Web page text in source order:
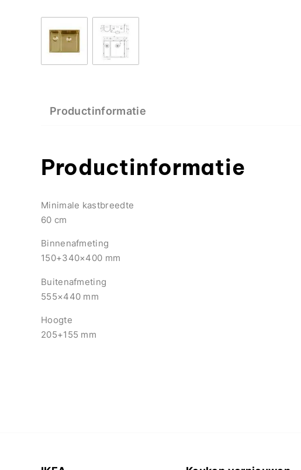
Productinformatie
Productinformatie
Minimale kastbreedte
60 cm
Binnenafmeting
150+340×400 mm
Buitenafmeting
555×440 mm
Hoogte
205+155 mm